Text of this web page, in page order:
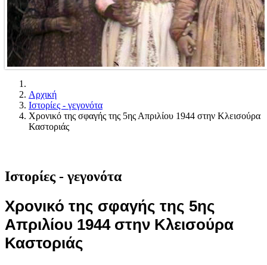
Αρχική
Ιστορίες - γεγονότα
Χρονικό της σφαγής της 5ης Απριλίου 1944 στην Κλεισούρα
Καστοριάς
Ιστορίες - γεγονότα
Χρονικό της σφαγής της 5ης
Απριλίου 1944 στην Κλεισούρα
Καστοριάς